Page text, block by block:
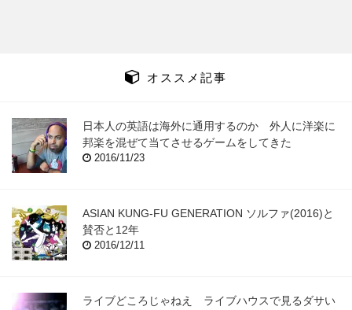
オススメ記事
日本人の英語は海外に通用するのか 外人に洋楽に
邦楽を混ぜて当てさせるゲームをしてきた
2016/11/23
ASIAN KUNG-FU GENERATION ソルファ(2016)と
賛否と12年
2016/12/11
ライブどころじゃねえ ライブハウスで見るダサい